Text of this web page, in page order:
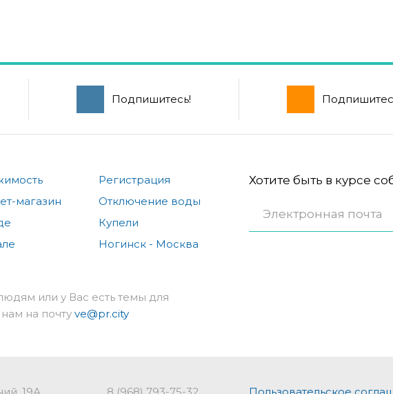
Подпишитесь!
магазин
Регистрация
Отключение воды
Купели
Ногинск - Москва
Хотите быть в курсе
или у Вас есть темы для
на почту ve@pr.city
19А 8 (968) 793-75-32 Пользовательское